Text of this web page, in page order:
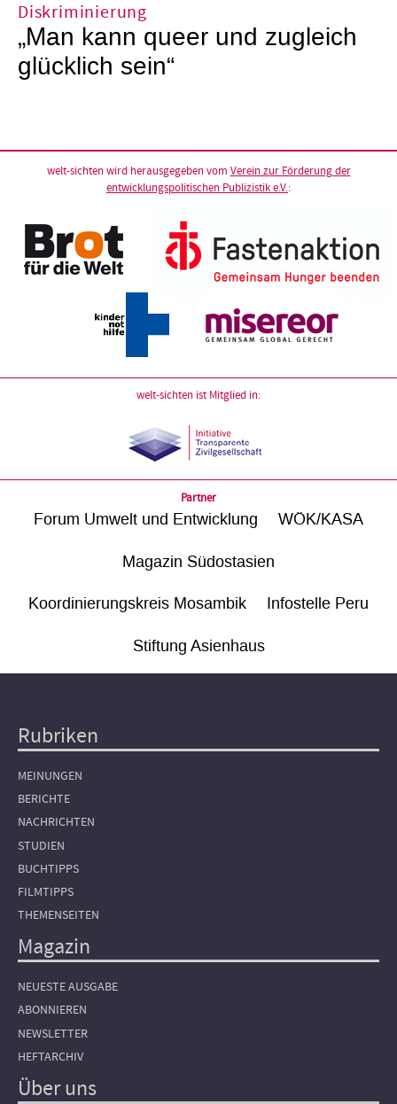
Diskriminierung
„Man kann queer und zugleich
glücklich sein“
welt-sichten wird herausgegeben vom Verein zur Förderung der
entwicklungspolitischen Publizistik e.V.:
welt-sichten ist Mitglied in:
Partner
Forum Umwelt und Entwicklung WÖK/KASA
Magazin Südostasien
Koordinierungskreis Mosambik Infostelle Peru
Stiftung Asienhaus
Hauptnavigation
Rubriken
MEINUNGEN
BERICHTE
NACHRICHTEN
STUDIEN
BUCHTIPPS
FILMTIPPS
THEMENSEITEN
Magazin
NEUESTE AUSGABE
ABONNIEREN
NEWSLETTER
HEFTARCHIV
Über uns